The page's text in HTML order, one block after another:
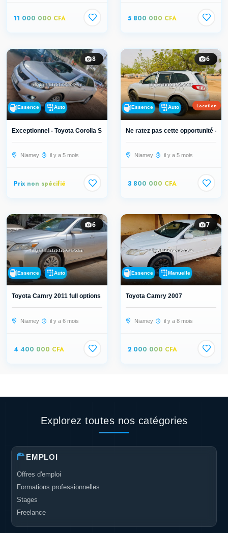
11 000 000 CFA 5 800 000 CFA
8
Essence Auto
Exceptionnel - Toyota Corolla S 201...
Niamey il y a 5 mois
Prix non spécifié
6
Essence Auto Location
Ne ratez pas cette opportunité -
Niamey il y a 5 mois
3 800 000 CFA
6
Essence Auto
Toyota Camry 2011 full options
Niamey il y a 6 mois
4 400 000 CFA
7
Essence Manuelle
Toyota Camry 2007
Niamey il y a 8 mois
2 000 000 CFA
Explorez toutes nos catégories
EMPLOI
Offres d'emploi
Formations professionnelles
Stages
Freelance